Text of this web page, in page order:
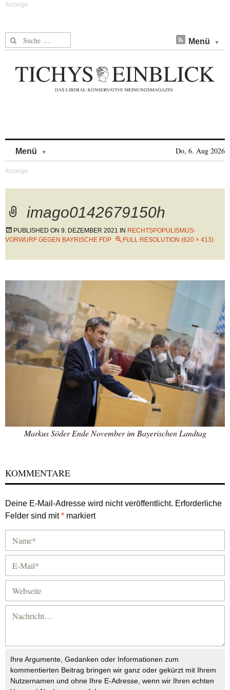
Suche nach: Menü
Menü Do, 6. Aug 2026
imago0142679150h
PUBLISHED ON 9. DEZEMBER 2021 IN RECHTSPOPULISMUS-
VORWURF GEGEN BAYRISCHE FDP
FULL RESOLUTION (620 × 413)
Markus Söder Ende November im Bayerischen Landtag
KOMMENTARE
Deine E-Mail-Adresse wird nicht veröffentlicht. Erforderliche
Felder sind mit* markiert
Ihre Argumente, Gedanken oder Informationen zum
kommentierten Beitrag bringen wir ganz oder gekürzt mit Ihrem
Nutzernamen und ohne Ihre E-Adresse, wenn wir Ihren echten